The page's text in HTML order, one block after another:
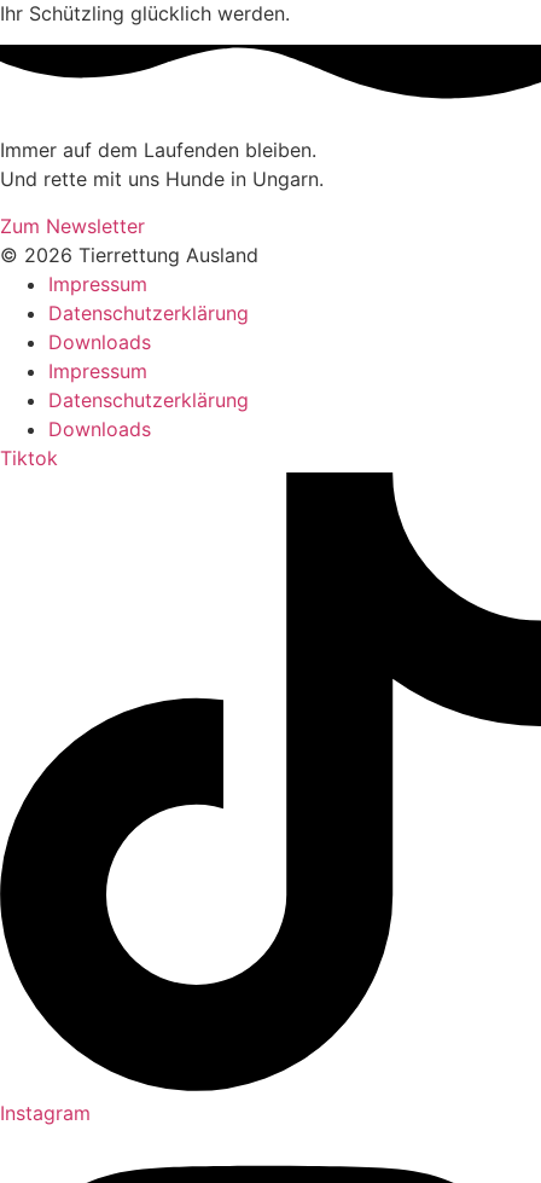
Ihr Schützling glücklich werden.
Immer auf dem Laufenden bleiben.
Und rette mit uns Hunde in Ungarn.
Zum Newsletter
© 2026 Tierrettung Ausland
Impressum
Datenschutzerklärung
Downloads
Impressum
Datenschutzerklärung
Downloads
Tiktok
Instagram